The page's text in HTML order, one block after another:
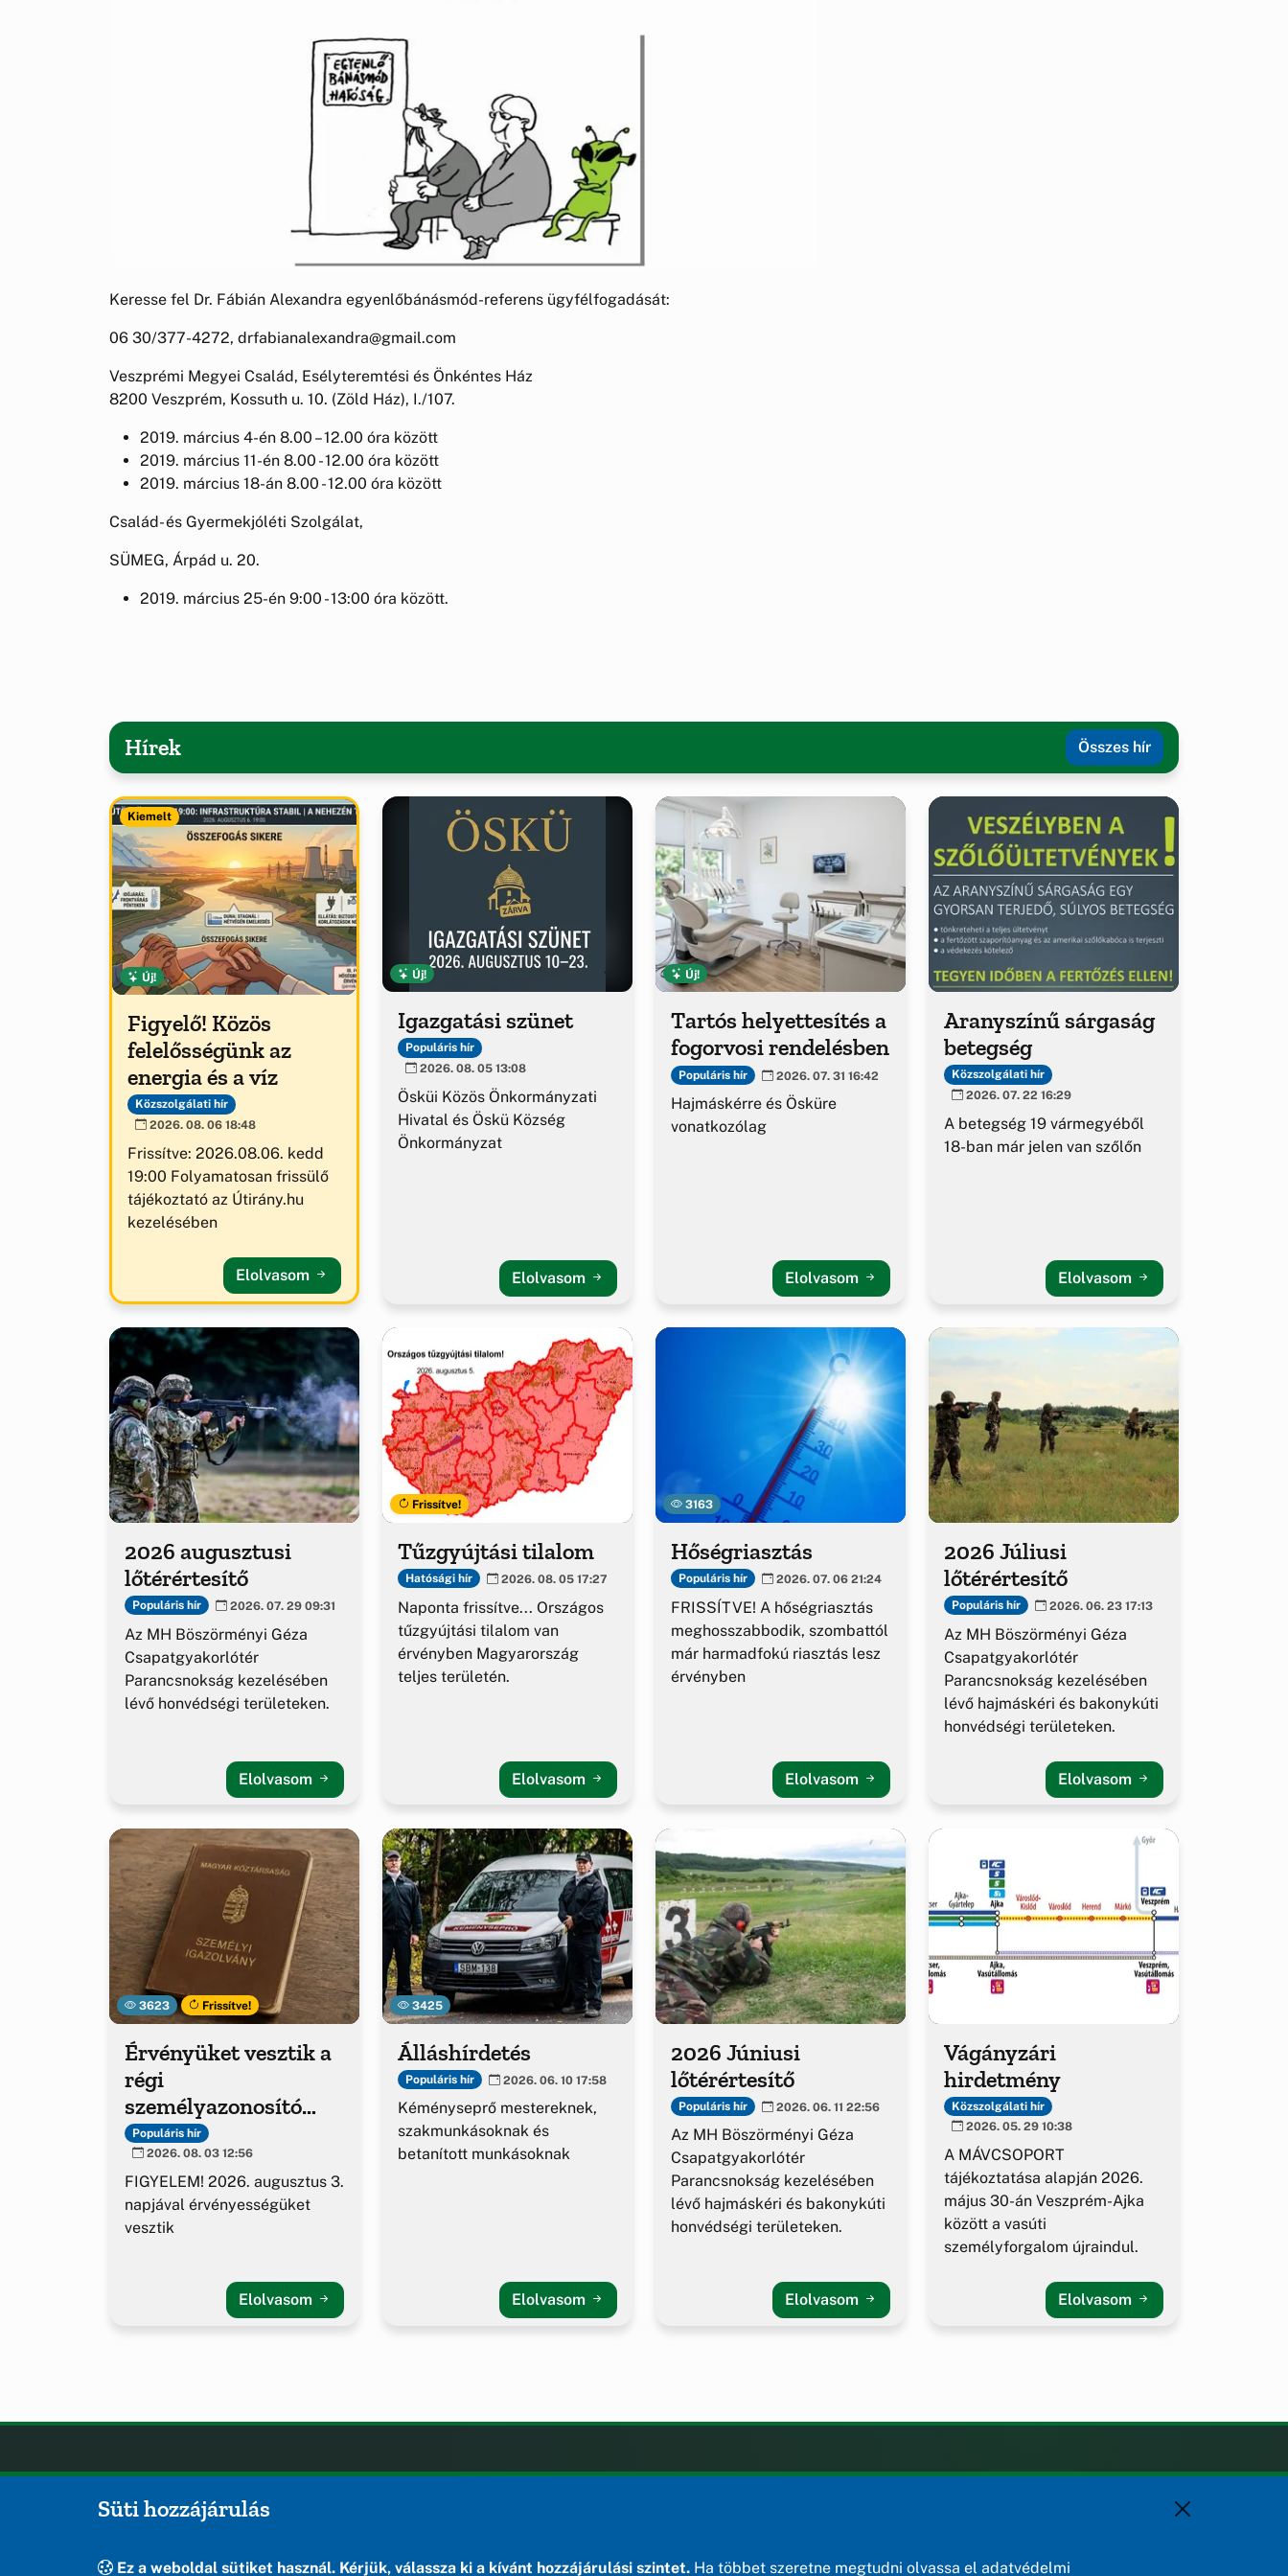
Keresse fel Dr. Fábián Alexandra egyenlőbánásmód-referens ügyfélfogadását:
06 30/377-4272, drfabianalexandra@gmail.com
Veszprémi Megyei Család, Esélyteremtési és Önkéntes Ház
8200 Veszprém, Kossuth u. 10. (Zöld Ház), I./107.
2019. március 4-én 8.00 – 12.00 óra között
2019. március 11-én 8.00 - 12.00 óra között
2019. március 18-án 8.00 - 12.00 óra között
Család- és Gyermekjóléti Szolgálat,
SÜMEG, Árpád u. 20.
2019. március 25-én 9:00 - 13:00 óra között.
Hírek Összes hír
Kiemelt
Új!
Figyelő! Közös
felelősségünk az
energia és a víz
Közszolgálati hír
2026. 08. 06 18:48
Frissítve: 2026.08.06. kedd
19:00 Folyamatosan frissülő
tájékoztató az Útirány.hu
kezelésében
Elolvasom
Új!
Igazgatási szünet
Populáris hír
2026. 08. 05 13:08
Ösküi Közös Önkormányzati
Hivatal és Öskü Község
Önkormányzat
Elolvasom
Új!
Tartós helyettesítés a
fogorvosi rendelésben
Populáris hír 2026. 07. 31 16:42
Hajmáskérre és Ösküre
vonatkozólag
Elolvasom
Aranyszínű sárgaság
betegség
Közszolgálati hír
2026. 07. 22 16:29
A betegség 19 vármegyéből
18-ban már jelen van szőlőn
Elolvasom
2026 augusztusi
lőtérértesítő
Populáris hír 2026. 07. 29 09:31
Az MH Böszörményi Géza
Csapatgyakorlótér
Parancsnokság kezelésében
lévő honvédségi területeken.
Elolvasom
Frissítve!
Tűzgyújtási tilalom
Hatósági hír 2026. 08. 05 17:27
Naponta frissítve... Országos
tűzgyújtási tilalom van
érvényben Magyarország
teljes területén.
Elolvasom
3163
Hőségriasztás
Populáris hír 2026. 07. 06 21:24
FRISSÍTVE! A hőségriasztás
meghosszabbodik, szombattól
már harmadfokú riasztás lesz
érvényben
Elolvasom
2026 Júliusi
lőtérértesítő
Populáris hír 2026. 06. 23 17:13
Az MH Böszörményi Géza
Csapatgyakorlótér
Parancsnokság kezelésében
lévő hajmáskéri és bakonykúti
honvédségi területeken.
Elolvasom
3623 Frissítve!
Érvényüket vesztik a
régi
személyazonosító
igazolványok
Populáris hír
2026. 08. 03 12:56
FIGYELEM! 2026. augusztus 3.
napjával érvényességüket
vesztik
Elolvasom
3425
Álláshírdetés
Populáris hír 2026. 06. 10 17:58
Kéményseprő mestereknek,
szakmunkásoknak és
betanított munkásoknak
Elolvasom
2026 Júniusi
lőtérértesítő
Populáris hír 2026. 06. 11 22:56
Az MH Böszörményi Géza
Csapatgyakorlótér
Parancsnokság kezelésében
lévő hajmáskéri és bakonykúti
honvédségi területeken.
Elolvasom
Vágányzári
hirdetmény
Közszolgálati hír
2026. 05. 29 10:38
A MÁVCSOPORT
tájékoztatása alapján 2026.
május 30-án Veszprém-Ajka
között a vasúti
személyforgalom újraindul.
Elolvasom
Öskü önkormányzatának hivatalos
OLDALAK
Helyek
KIEGÉSZÍTÉS KAPCSOLAT
jegyzo@osku.hu
Süti hozzájárulás
Ez a weboldal sütiket használ. Kérjük, válassza ki a kívánt hozzájárulási szintet. Ha többet szeretne megtudni olvassa el adatvédelmi